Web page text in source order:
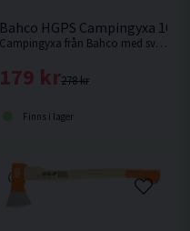
Bahco HGPS Campingyxa
Campingyxa från Bahco med svängt skaft i askträ och med bred egg.
278 kr
179 kr
Finns i lager